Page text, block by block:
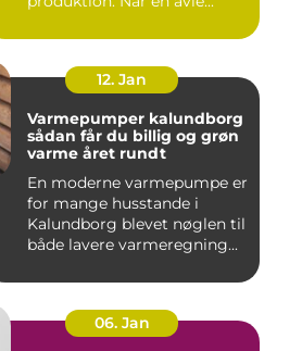
12. Jan
Varmepumper kalundborg
sådan får du billig og grøn
varme året rundt
En moderne varmepumpe er
for mange husstande i
Kalundborg blevet nøglen til
både lavere varmeregning...
06. Jan